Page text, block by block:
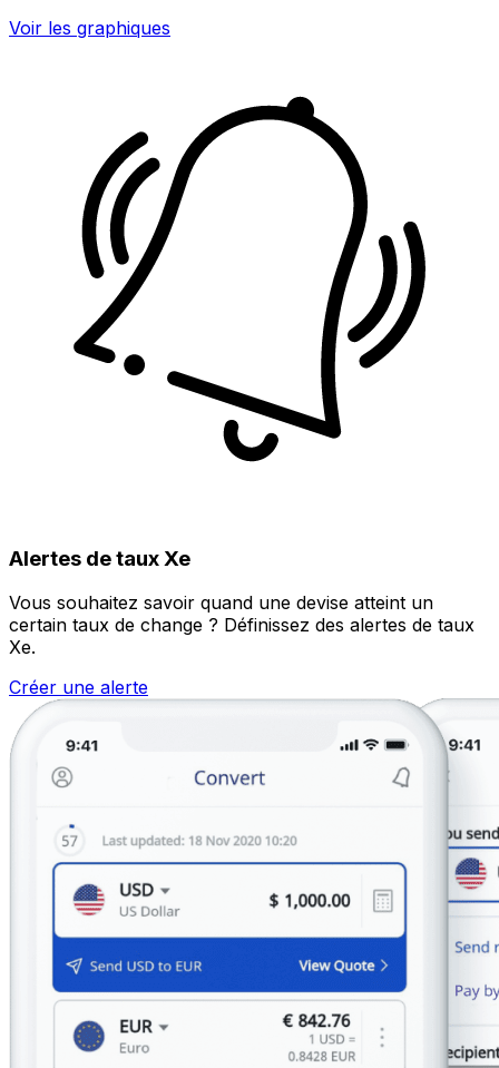
Voir les graphiques
Alertes de taux Xe
Vous souhaitez savoir quand une devise atteint un
certain taux de change ? Définissez des alertes de taux
Xe.
Créer une alerte